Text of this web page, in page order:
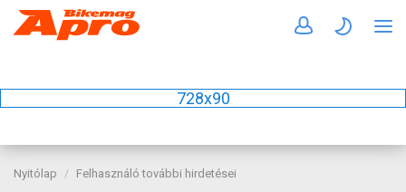
728x90
Nyitólap Felhasználó további hirdetései